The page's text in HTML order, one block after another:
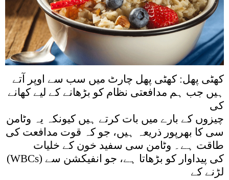
کھٹی پھل: کھٹی پھل چارٹ میں سب سے اوپر آتے
ہیں جب ہم مدافعتی نظام کو بڑھانے کے لیے کھانے
کی
چیزوں کے بارے میں بات کرتے ہیں کیونکہ یہ وٹامن
سی کا بھرپور ذریعہ ہیں، جو کہ قوت مدافعت کی
طاقت ہے۔ وٹامن سی سفید خون کے خلیات
(WBCs) کی پیداوار کو بڑھاتا ہے، جو انفیکشن سے
لڑنے کے